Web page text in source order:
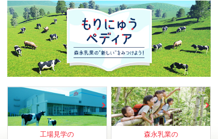
工場見学の
森永乳業の